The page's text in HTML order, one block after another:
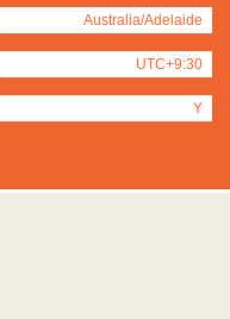
Australia/Adelaide
UTC+9:30
Y